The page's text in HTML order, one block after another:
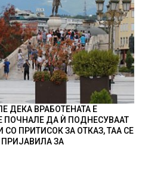
ДЕКА ВРАБОТЕНАТА Е
ПОЧНАЛЕ ДА Ѝ ПОДНЕСУВААТ
ПРИТИСОК ЗА ОТКАЗ, ТАА СЕ
ПРИЈАВИЛА ЗА